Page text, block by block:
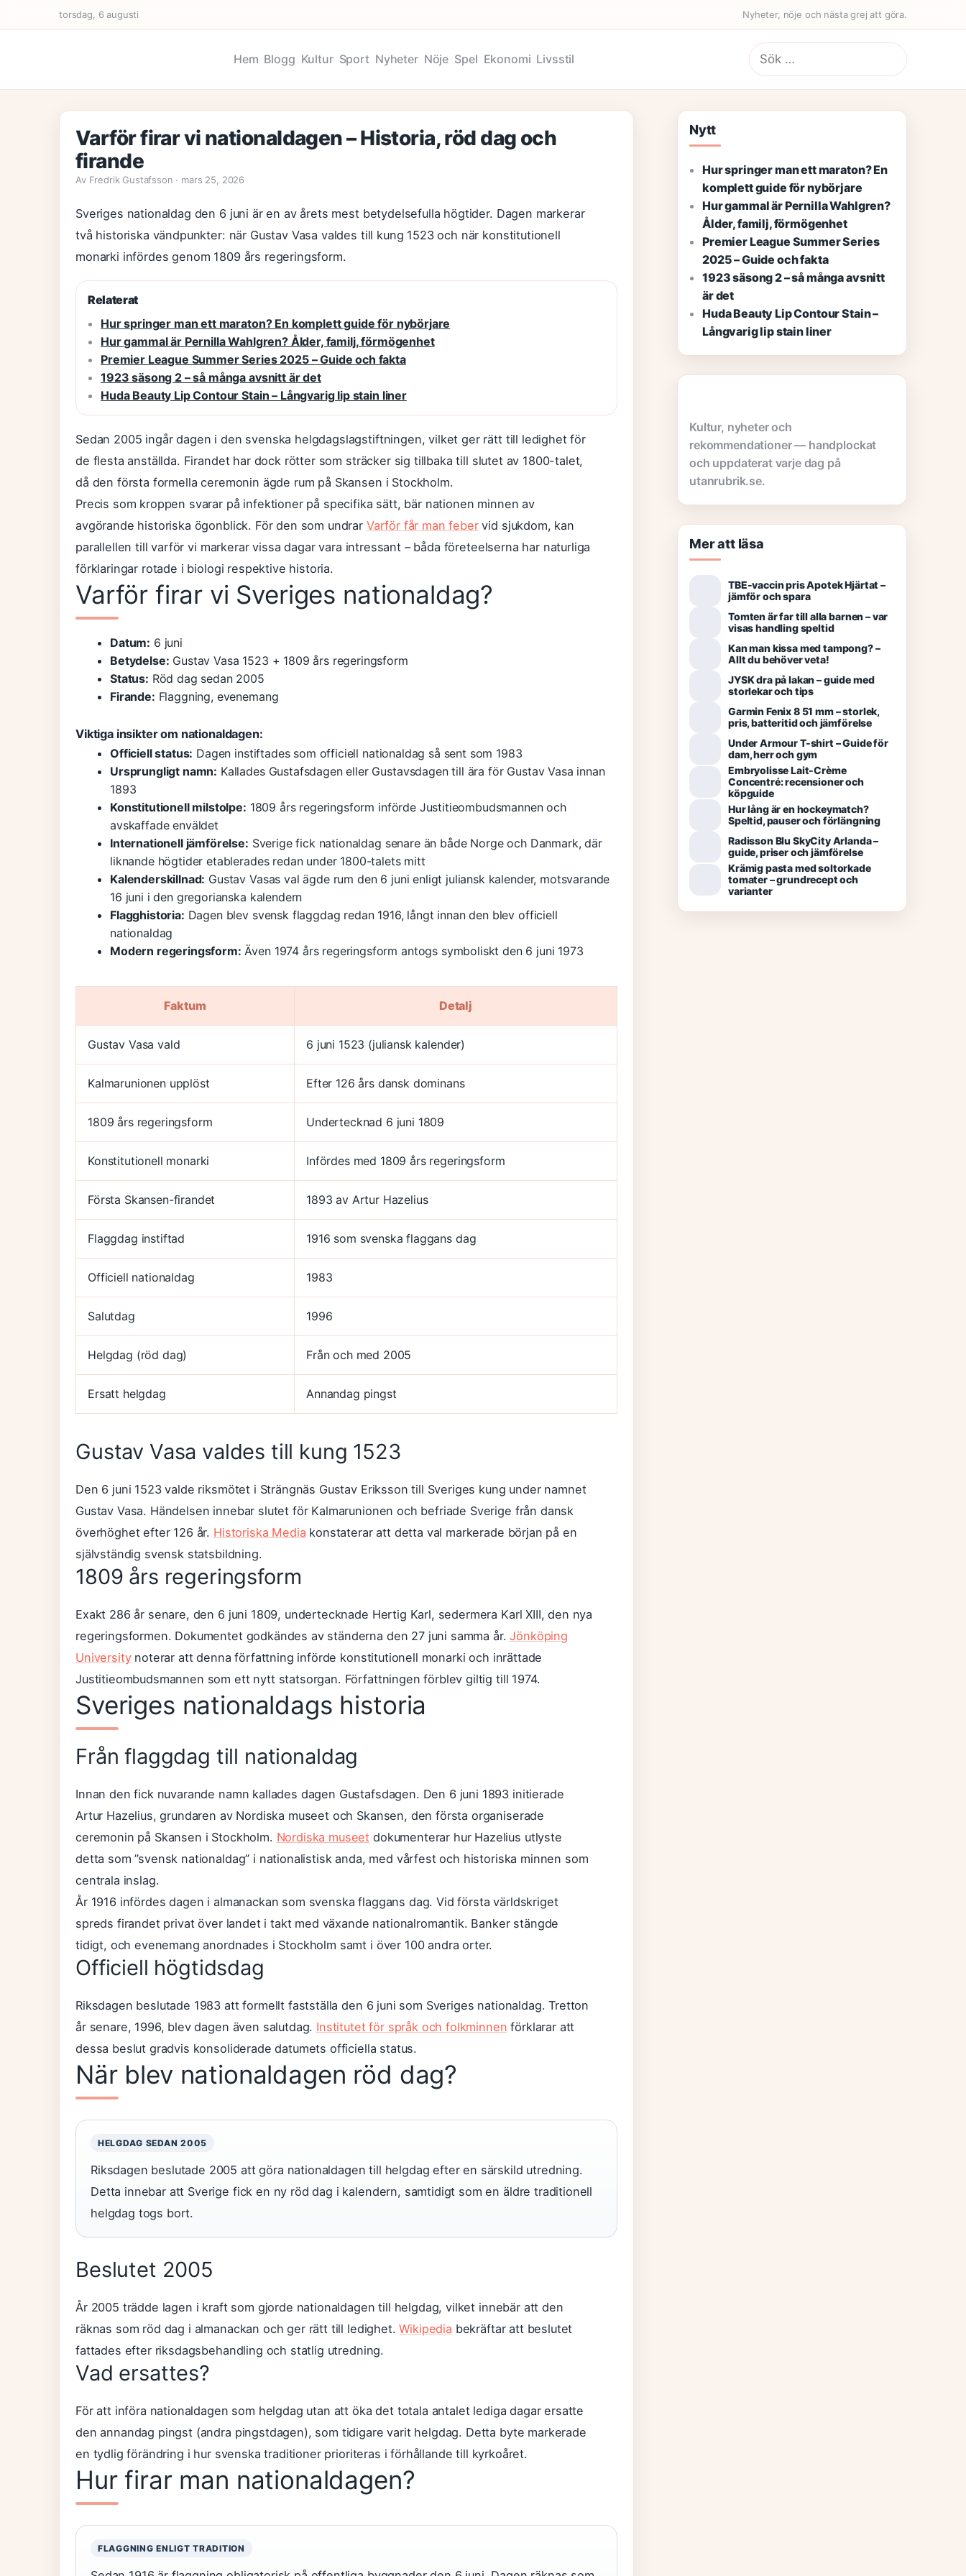
torsdag, 6 augusti Nyheter, nöje och nästa grej att göra.
Hem Blogg Kultur Sport Nyheter Nöje Spel Ekonomi Livsstil
Sök
efter:
Varför firar vi nationaldagen – Historia, röd dag och
firande
Av Fredrik Gustafsson · mars 25, 2026
Sveriges nationaldag den 6 juni är en av årets mest betydelsefulla högtider. Dagen markerar
två historiska vändpunkter: när Gustav Vasa valdes till kung 1523 och när konstitutionell
monarki infördes genom 1809 års regeringsform.
Relaterat
Hur springer man ett maraton? En komplett guide för nybörjare
Hur gammal är Pernilla Wahlgren? Ålder, familj, förmögenhet
Premier League Summer Series 2025 – Guide och fakta
1923 säsong 2 – så många avsnitt är det
Huda Beauty Lip Contour Stain – Långvarig lip stain liner
Sedan 2005 ingår dagen i den svenska helgdagslagstiftningen, vilket ger rätt till ledighet för
de flesta anställda. Firandet har dock rötter som sträcker sig tillbaka till slutet av 1800-talet,
då den första formella ceremonin ägde rum på Skansen i Stockholm.
Precis som kroppen svarar på infektioner på specifika sätt, bär nationen minnen av
avgörande historiska ögonblick. För den som undrar Varför får man febervid sjukdom, kan
parallellen till varför vi markerar vissa dagar vara intressant – båda företeelserna har naturliga
förklaringar rotade i biologi respektive historia.
Varför firar vi Sveriges nationaldag?
Datum: 6 juni
Betydelse: Gustav Vasa 1523 + 1809 års regeringsform
Status: Röd dag sedan 2005
Firande: Flaggning, evenemang
Viktiga insikter om nationaldagen:
Officiell status: Dagen instiftades som officiell nationaldag så sent som 1983
Ursprungligt namn: Kallades Gustafsdagen eller Gustavsdagen till ära för Gustav Vasa innan
1893
Konstitutionell milstolpe: 1809 års regeringsform införde Justitieombudsmannen och
avskaffade enväldet
Internationell jämförelse: Sverige fick nationaldag senare än både Norge och Danmark, där
liknande högtider etablerades redan under 1800-talets mitt
Kalenderskillnad: Gustav Vasas val ägde rum den 6 juni enligt juliansk kalender, motsvarande
16 juni i den gregorianska kalendern
Flagghistoria: Dagen blev svensk flaggdag redan 1916, långt innan den blev officiell
nationaldag
Modern regeringsform: Även 1974 års regeringsform antogs symboliskt den 6 juni 1973
Faktum Detalj
Gustav Vasa vald 6 juni 1523 (juliansk kalender)
Kalmarunionen upplöst Efter 126 års dansk dominans
1809 års regeringsform Undertecknad 6 juni 1809
Konstitutionell monarki Infördes med 1809 års regeringsform
Första Skansen-firandet 1893 av Artur Hazelius
Flaggdag instiftad 1916 som svenska flaggans dag
Officiell nationaldag 1983
Salutdag 1996
Helgdag (röd dag) Från och med 2005
Ersatt helgdag Annandag pingst
Gustav Vasa valdes till kung 1523
Den 6 juni 1523 valde riksmötet i Strängnäs Gustav Eriksson till Sveriges kung under namnet
Gustav Vasa. Händelsen innebar slutet för Kalmarunionen och befriade Sverige från dansk
överhöghet efter 126 år. Historiska Media konstaterar att detta val markerade början på en
självständig svensk statsbildning.
1809 års regeringsform
Exakt 286 år senare, den 6 juni 1809, undertecknade Hertig Karl, sedermera Karl XIII, den nya
regeringsformen. Dokumentet godkändes av ständerna den 27 juni samma år.Jönköping
Universitynoterar att denna författning införde konstitutionell monarki och inrättade
Justitieombudsmannen som ett nytt statsorgan. Författningen förblev giltig till 1974.
Sveriges nationaldags historia
Från flaggdag till nationaldag
Innan den fick nuvarande namn kallades dagen Gustafsdagen. Den 6 juni 1893 initierade
Artur Hazelius, grundaren av Nordiska museet och Skansen, den första organiserade
ceremonin på Skansen i Stockholm. Nordiska museet dokumenterar hur Hazelius utlyste
detta som ”svensk nationaldag” i nationalistisk anda, med vårfest och historiska minnen som
centrala inslag.
År 1916 infördes dagen i almanackan som svenska flaggans dag. Vid första världskriget
spreds firandet privat över landet i takt med växande nationalromantik. Banker stängde
tidigt, och evenemang anordnades i Stockholm samt i över 100 andra orter.
Officiell högtidsdag
Riksdagen beslutade 1983 att formellt fastställa den 6 juni som Sveriges nationaldag. Tretton
år senare, 1996, blev dagen även salutdag. Institutet för språk och folkminnen förklarar att
dessa beslut gradvis konsoliderade datumets officiella status.
När blev nationaldagen röd dag?
HELGDAG SEDAN 2005
Riksdagen beslutade 2005 att göra nationaldagen till helgdag efter en särskild utredning.
Detta innebar att Sverige fick en ny röd dag i kalendern, samtidigt som en äldre traditionell
helgdag togs bort.
Beslutet 2005
År 2005 trädde lagen i kraft som gjorde nationaldagen till helgdag, vilket innebär att den
räknas som röd dag i almanackan och ger rätt till ledighet.Wikipedia bekräftar att beslutet
fattades efter riksdagsbehandling och statlig utredning.
Vad ersattes?
För att införa nationaldagen som helgdag utan att öka det totala antalet lediga dagar ersatte
den annandag pingst (andra pingstdagen), som tidigare varit helgdag. Detta byte markerade
en tydlig förändring i hur svenska traditioner prioriteras i förhållande till kyrkoåret.
Hur firar man nationaldagen?
FLAGGNING ENLIGT TRADITION
Nytt
Hur springer man ett maraton? En
komplett guide för nybörjare
Hur gammal är Pernilla Wahlgren?
Ålder, familj, förmögenhet
Premier League Summer Series
2025 – Guide och fakta
1923 säsong 2 – så många avsnitt
är det
Huda Beauty Lip Contour Stain –
Långvarig lip stain liner
Kultur, nyheter och
rekommendationer — handplockat
och uppdaterat varje dag på
utanrubrik.se.
Mer att läsa
TBE-vaccin pris Apotek Hjärtat –
jämför och spara
Tomten är far till alla barnen – var
visas handling speltid
Kan man kissa med tampong? –
Allt du behöver veta!
JYSK dra på lakan – guide med
storlekar och tips
Garmin Fenix 8 51 mm – storlek,
pris, batteritid och jämförelse
Under Armour T-shirt – Guide för
dam, herr och gym
Embryolisse Lait-Crème
Concentré: recensioner och
köpguide
Hur lång är en hockeymatch?
Speltid, pauser och förlängning
Radisson Blu SkyCity Arlanda –
guide, priser och jämförelse
Krämig pasta med soltorkade
tomater – grundrecept och
varianter